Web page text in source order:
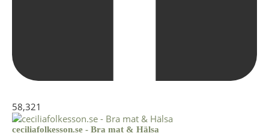
58,321
ceciliafolkesson.se - Bra mat & Hälsa